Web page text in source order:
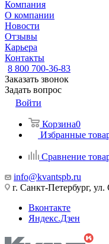
Компания
О компании
Новости
Отзывы
Карьера
Контакты
8 800 700-36-83
Заказать звонок
Задать вопрос
Войти
Корзина0
Избранные
Сравнение
info@kvantspb.ru
г. Санкт-Петербург, ул.
Вконтакте
Яндекс.Дзен